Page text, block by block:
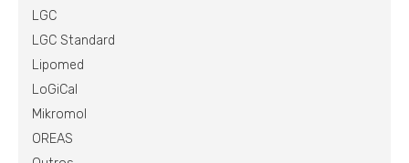
LGC
LGC Standard
Lipomed
LoGiCal
Mikromol
OREAS